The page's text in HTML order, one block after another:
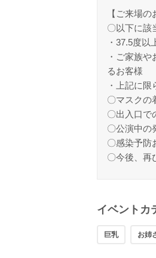
【ご来場
〇以下に該
・37.5度
・ご家族
るお客様
・上記に
〇マスクの
〇出入口で
〇公演中の
〇感染予防
〇今後、再
イベントカ
巨乳 お姉